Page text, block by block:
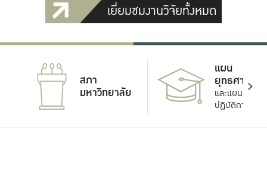
เยี่ยมชมงานวิจัยทั้งหมด
สภา
มหาวิทยาลัย
แผน
ยุทธศาสตร์
และแผน
ปฏิบัติการ